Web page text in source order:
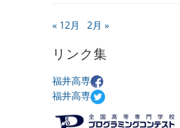
« 12月 2月 »
リンク集
福井高専
福井高専